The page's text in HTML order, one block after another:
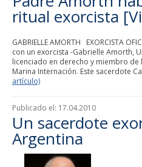
ritual exorcista
GABRIELLE AMORTH EXORCISTA
con un exorcista -Gabrielle Amorth,
licenciado en derecho y miembro de
Marina Internación. Este sacerdote
artículo)
Publicado el: 17.04.2010
Un sacerdote
Argentina